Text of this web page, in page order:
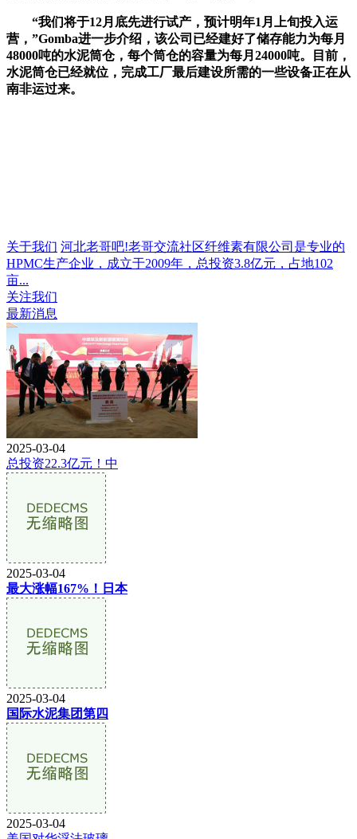
“我们将于12月底先进行试产，预计明年1月上旬投入运
营，”Gomba进一步介绍，该公司已经建好了储存能力为每月
48000吨的水泥筒仓，每个筒仓的容量为每月24000吨。目前，
水泥筒仓已经就位，完成工厂最后建设所需的一些设备正在从
南非运过来。
关于我们 河北老哥吧!老哥交流社区纤维素有限公司是专业的
HPMC生产企业，成立于2009年，总投资3.8亿元，占地102
亩...
关注我们
最新消息
2025-03-04
总投资22.3亿元！中
2025-03-04
最大涨幅167%！日本
2025-03-04
国际水泥集团第四
2025-03-04